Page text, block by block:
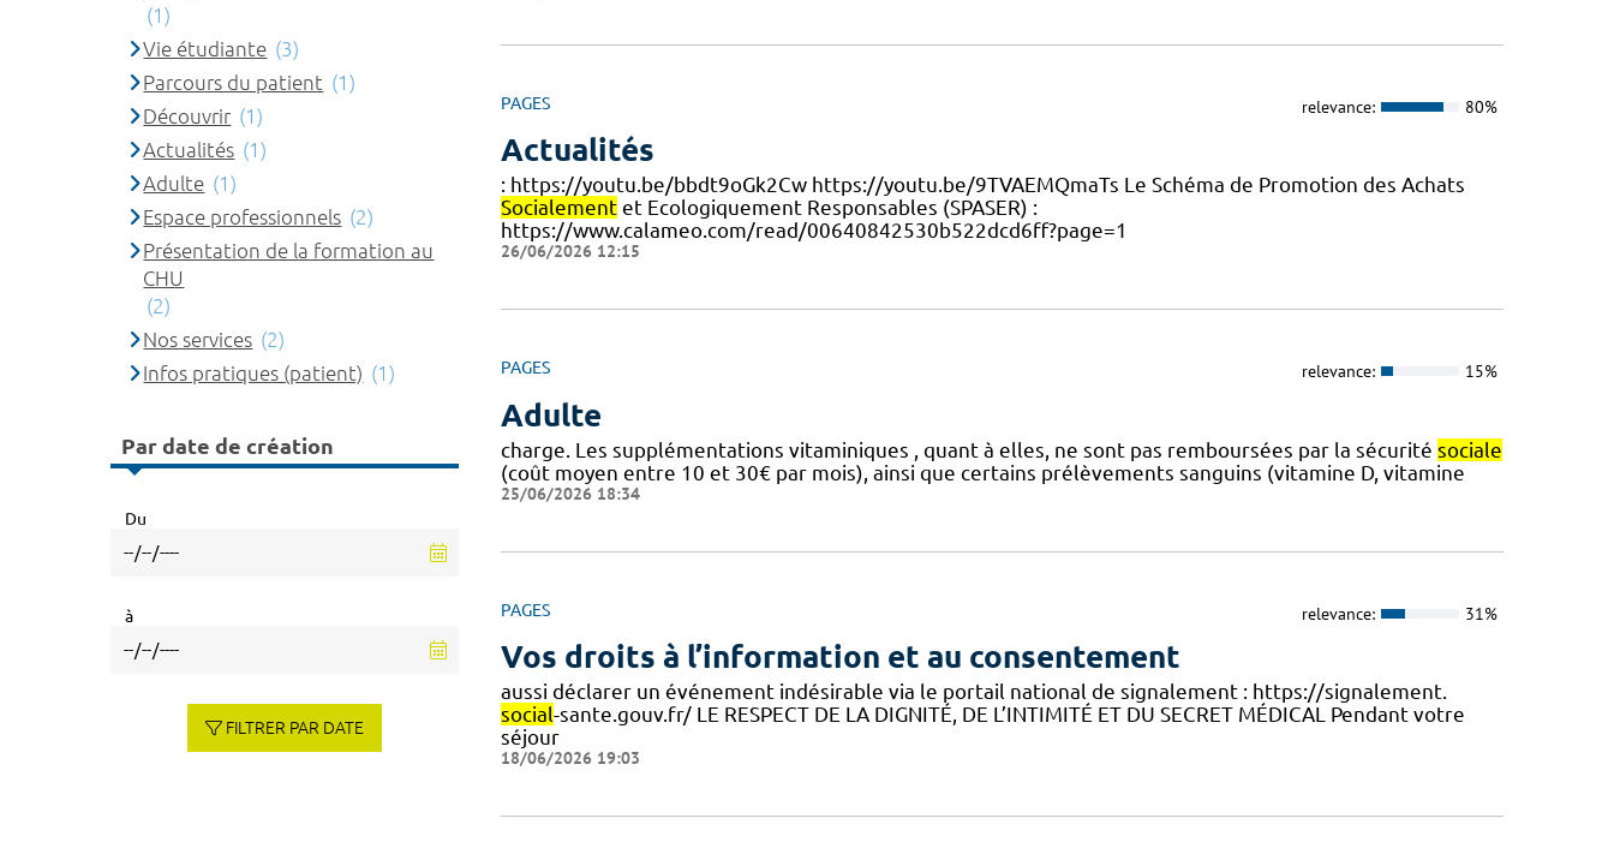
PAGES relevance: 80%
Actualités
: https://youtu.be/bbdt9oGk2Cw https://youtu.be/9TVAEMQmaTs Le Schéma de Promotion des Achats
Socialementet Ecologiquement Responsables (SPASER) :
https://www.calameo.com/read/00640842530b522dcd6ff?page=1
26/06/2026 12:15
PAGES relevance: 15%
Adulte
charge. Les supplémentations vitaminiques , quant à elles, ne sont pas remboursées par la sécurité sociale
(coût moyen entre 10 et 30€ par mois), ainsi que certains prélèvements sanguins (vitamine D, vitamine
25/06/2026 18:34
PAGES relevance: 31%
Vos droits à l’information et au consentement
aussi déclarer un événement indésirable via le portail national de signalement : https://signalement.
social-sante.gouv.fr/ LE RESPECT DE LA DIGNITÉ, DE L’INTIMITÉ ET DU SECRET MÉDICAL Pendant votre
séjour
18/06/2026 19:03
(1)
Vie étudiante (3)
Parcours du patient (1)
Découvrir (1)
Actualités (1)
Adulte (1)
Espace professionnels (2)
Présentation de la formation au
CHU
(2)
Nos services (2)
Infos pratiques (patient) (1)
Par date de création
Du
à
FILTRER PAR DATE